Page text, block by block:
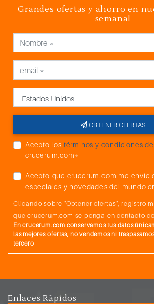
Grandes ofertas y ahorro en
semanal
OBTENER OFERTAS
Acepto los términos y condiciones
crucerum.com*
Acepto que crucerum.com me envíe
especiales y novedades del mundo
Clicando sobre "Obtener ofertas", registro
que crucerum.com se ponga en contacto
En crucerum.com conservamos tus datos
las mejores ofertas, no vendemos ni
tercero
Enlaces Rápidos